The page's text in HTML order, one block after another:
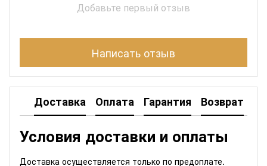
Добавьте первый отзыв
Написать отзыв
Доставка Оплата Гарантия Возврат
Условия доставки и оплаты
Доставка осуществляется только по предоплате.